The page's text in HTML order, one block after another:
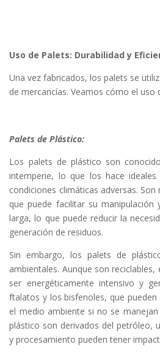
Uso de Palets: Durabilidad y
Una vez fabricados, los palets se
de mercancías. Veamos cómo el
Palets de Plástico:
Los palets de plástico son
intemperie, lo que los hace
condiciones climáticas adversas.
que puede facilitar su
larga, lo que puede reducir la
generación de residuos.
Sin embargo, los palets de
ambientales. Aunque son
ser energéticamente intensivo y
ftalatos y los bisfenoles, que
el medio ambiente si no se
plástico son derivados del petróleo,
y procesamiento pueden tener